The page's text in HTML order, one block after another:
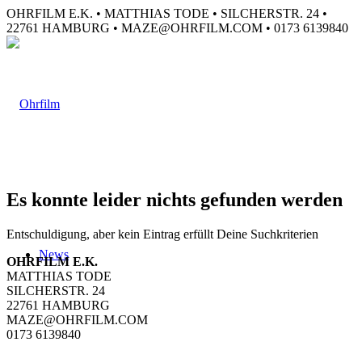
OHRFILM E.K. • MATTHIAS TODE • SILCHERSTR. 24 •
22761 HAMBURG • MAZE@OHRFILM.COM • 0173 6139840
News
Es konnte leider nichts gefunden werden
Entschuldigung, aber kein Eintrag erfüllt Deine Suchkriterien
OHRFILM E.K.
MATTHIAS TODE
SILCHERSTR. 24
22761 HAMBURG
MAZE@OHRFILM.COM
0173 6139840